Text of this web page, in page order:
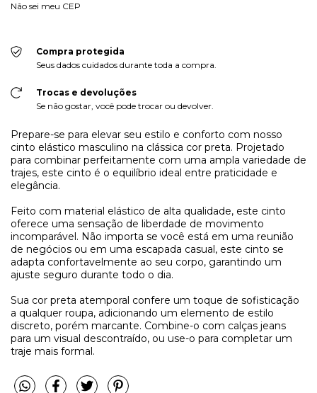
Não sei meu CEP
Compra protegida
Seus dados cuidados durante toda a compra.
Trocas e devoluções
Se não gostar, você pode trocar ou devolver.
Prepare-se para elevar seu estilo e conforto com nosso
cinto elástico masculino na clássica cor preta. Projetado
para combinar perfeitamente com uma ampla variedade de
trajes, este cinto é o equilíbrio ideal entre praticidade e
elegância.
Feito com material elástico de alta qualidade, este cinto
oferece uma sensação de liberdade de movimento
incomparável. Não importa se você está em uma reunião
de negócios ou em uma escapada casual, este cinto se
adapta confortavelmente ao seu corpo, garantindo um
ajuste seguro durante todo o dia.
Sua cor preta atemporal confere um toque de sofisticação
a qualquer roupa, adicionando um elemento de estilo
discreto, porém marcante. Combine-o com calças jeans
para um visual descontraído, ou use-o para completar um
traje mais formal.